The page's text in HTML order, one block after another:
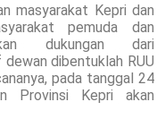
masyarakat Kepri dan
pemuda dan
dukungan dari
dibentuklah RUU
pada tanggal 24
Provinsi Kepri akan